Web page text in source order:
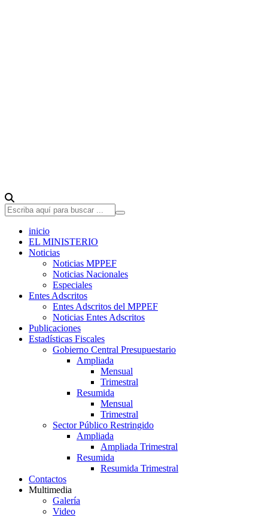
inicio
EL MINISTERIO
Noticias
Noticias MPPEF
Noticias Nacionales
Especiales
Entes Adscritos
Entes Adscritos del MPPEF
Noticias Entes Adscritos
Publicaciones
Estadísticas Fiscales
Gobierno Central Presupuestario
Ampliada
Mensual
Trimestral
Resumida
Mensual
Trimestral
Sector Público Restringido
Ampliada
Ampliada Trimestral
Resumida
Resumida Trimestral
Contactos
Multimedia
Galería
Video